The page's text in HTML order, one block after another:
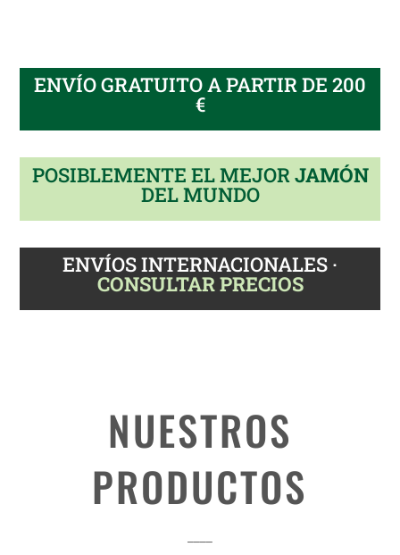
ENVÍO GRATUITO A PARTIR DE 200
€
POSIBLEMENTE EL MEJORJAMÓN
DEL MUNDO
ENVÍOS INTERNACIONALES ·
CONSULTAR PRECIOS
NUESTROS
PRODUCTOS